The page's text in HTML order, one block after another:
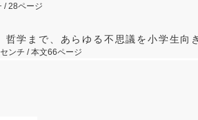
/ 28ページ
哲学まで、あらゆる不思議を小学生向
ンチ / 本文66ページ